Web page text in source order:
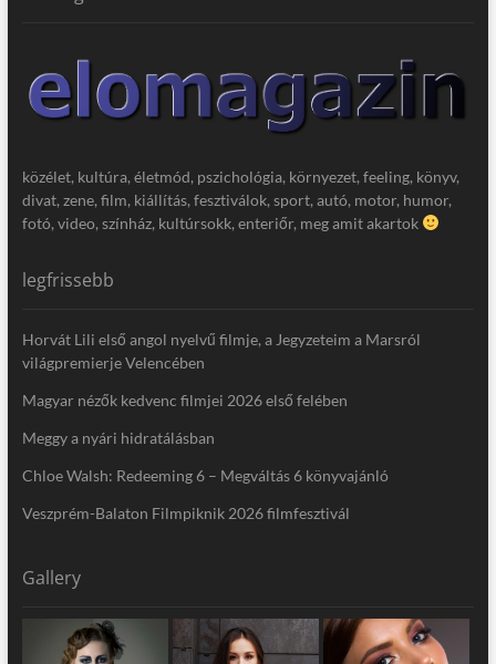
közélet, kultúra, életmód, pszichológia, környezet, feeling, könyv,
divat, zene, film, kiállítás, fesztiválok, sport, autó, motor, humor,
fotó, video, színház, kultúrsokk, enteriőr, meg amit akartok
legfrissebb
Horvát Lili első angol nyelvű filmje, a Jegyzeteim a Marsról
világpremierje Velencében
Magyar nézők kedvenc filmjei 2026 első felében
Meggy a nyári hidratálásban
Chloe Walsh: Redeeming 6 – Megváltás 6 könyvajánló
Veszprém-Balaton Filmpiknik 2026 filmfesztivál
Gallery